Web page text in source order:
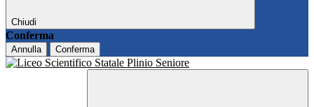
Chiudi
Conferma
Annulla Conferma